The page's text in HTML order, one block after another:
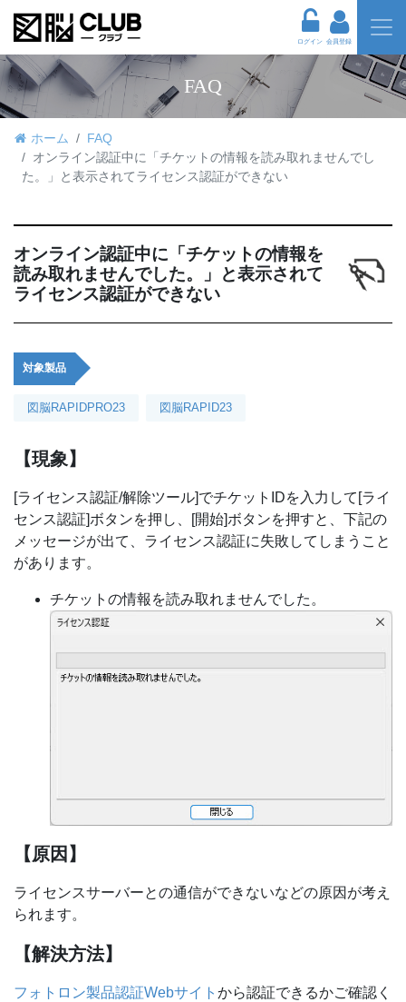
ログイン 会員登録
FAQ
ホーム
FAQ
オンライン認証中に「チケットの情報を読み取れませんでし
た。」と表示されてライセンス認証ができない
オンライン認証中に「チケットの情報を
読み取れませんでした。」と表示されて
ライセンス認証ができない
対象製品
図脳RAPIDPRO23 図脳RAPID23
【現象】
[ライセンス認証/解除ツール]でチケットIDを入力して[ライ
センス認証]ボタンを押し、[開始]ボタンを押すと、下記の
メッセージが出て、ライセンス認証に失敗してしまうこと
があります。
チケットの情報を読み取れませんでした。
【原因】
ライセンスサーバーとの通信ができないなどの原因が考え
られます。
【解決方法】
フォトロン製品認証Webサイト から認証できるかご確認く